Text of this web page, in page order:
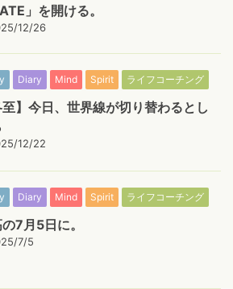
」を開ける。
12/26
Diary Mind Spirit ライフコーチング
至】今日、世界線が切り替わるとし
12/22
Diary Mind Spirit ライフコーチング
7月5日に。
7/5